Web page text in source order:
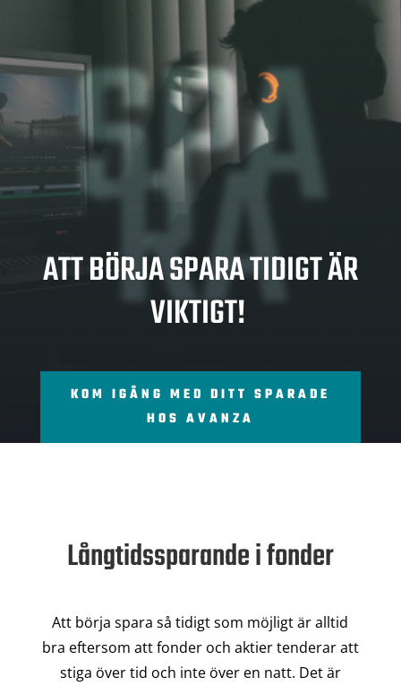
SPA
RA
ATT BÖRJA SPARA TIDIGT ÄR
VIKTIGT!
KOM IGÅNG MED DITT SPARADE
HOS AVANZA
Långtidssparande i fonder
Att börja spara så tidigt som möjligt är alltid
bra eftersom att fonder och aktier tenderar att
stiga över tid och inte över en natt. Det är